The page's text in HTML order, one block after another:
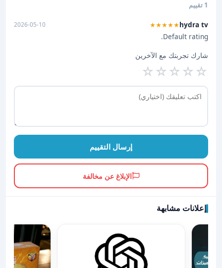
1 تقييم
hydra tv
★★★★★
2026-05-10
Default rating.
شارك تجربتك مع الآخرين
☆
☆
☆
☆
☆
إرسال التقييم
الإبلاغ عن مخالفة
إعلانات مشابهة